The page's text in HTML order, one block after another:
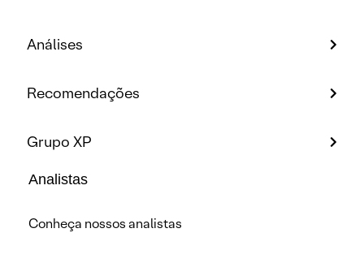
Análises
Recomendações
Grupo XP
Analistas
Conheça nossos analistas